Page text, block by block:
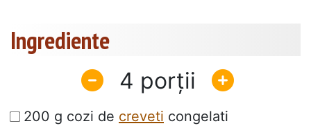
Ingrediente
4
200 g cozi de creveti congelati